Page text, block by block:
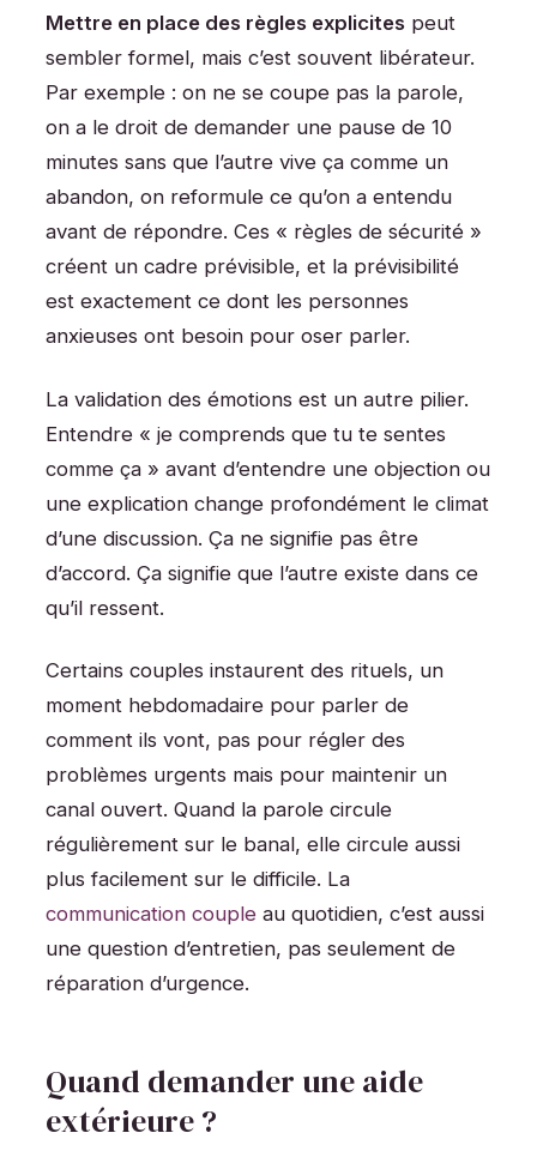
Mettre en place des règles explicites peut
sembler formel, mais c’est souvent libérateur.
Par exemple : on ne se coupe pas la parole,
on a le droit de demander une pause de 10
minutes sans que l’autre vive ça comme un
abandon, on reformule ce qu’on a entendu
avant de répondre. Ces « règles de sécurité »
créent un cadre prévisible, et la prévisibilité
est exactement ce dont les personnes
anxieuses ont besoin pour oser parler.
La validation des émotions est un autre pilier.
Entendre « je comprends que tu te sentes
comme ça » avant d’entendre une objection ou
une explication change profondément le climat
d’une discussion. Ça ne signifie pas être
d’accord. Ça signifie que l’autre existe dans ce
qu’il ressent.
Certains couples instaurent des rituels, un
moment hebdomadaire pour parler de
comment ils vont, pas pour régler des
problèmes urgents mais pour maintenir un
canal ouvert. Quand la parole circule
régulièrement sur le banal, elle circule aussi
plus facilement sur le difficile. La
communication couple au quotidien, c’est aussi
une question d’entretien, pas seulement de
réparation d’urgence.
Quand demander une aide
extérieure ?